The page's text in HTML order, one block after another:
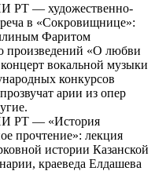
РТ — художественно-
в «Сокровищнице»:
Фаритом
произведений «О любви
вокальной музыки
конкурсов
арии из опер
РТ — «История
прочтение»: лекция
истории Казанской
краеведа Елдашева